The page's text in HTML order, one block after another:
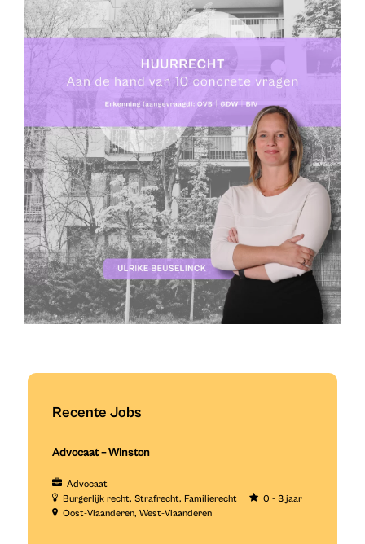
Recente Jobs
Advocaat – Winston
Advocaat
Burgerlijk recht Strafrecht Familierecht
0 - 3 jaar
Oost-Vlaanderen West-Vlaanderen